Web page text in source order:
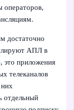
операторов,
достаточно
АПЛ в
это приложения
телеканалов
отдельный